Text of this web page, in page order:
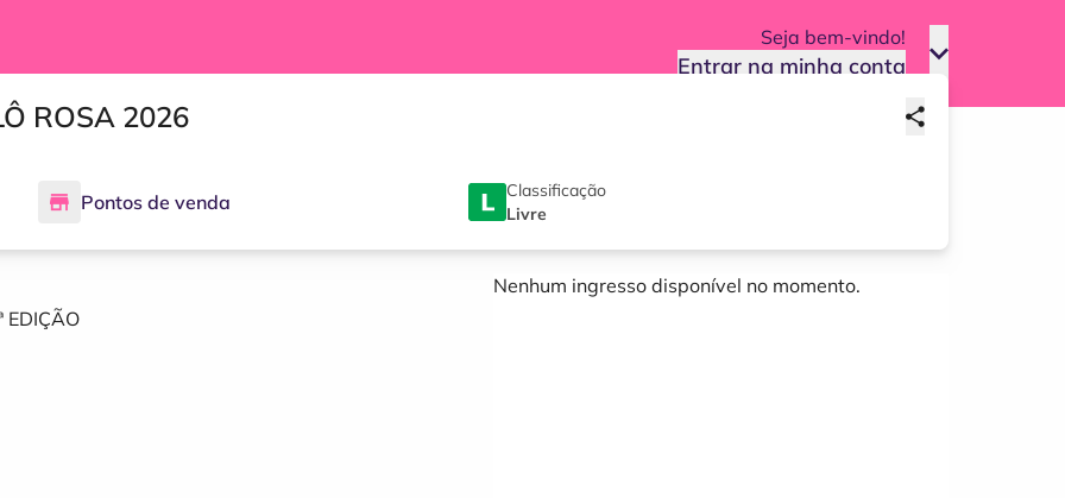
Seja bem-vindo!
Entrar na minha conta
ROSA 2026
Pontos de venda
Classificação
Livre
EDIÇÃO
Nenhum ingresso disponível no momento.